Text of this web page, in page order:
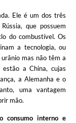
Ele é um dos três
que possuem
do combustível. Os
a tecnologia, ou
mas não têm a
a China, cujas
a Alemanha e o
uma vantagem
mão.
consumo interno e